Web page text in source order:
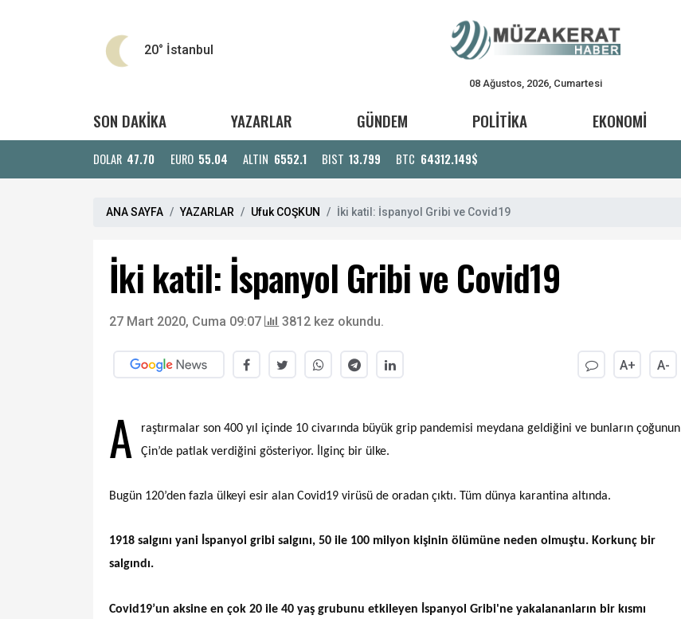
20° İstanbul
08 Ağustos, 2026, Cumartesi
SON DAKİKA YAZARLAR GÜNDEM POLİTİKA EKONOMİ
DOLAR 47.70 EURO 55.04 ALTIN 6552.1 BIST 13.799 BTC 64312.149$
ANA SAYFA YAZARLAR Ufuk COŞKUN İki katil: İspanyol Gribi ve Covid19
İki katil: İspanyol Gribi ve Covid19
27 Mart 2020, Cuma 09:07 3812 kez okundu.
A+ A-
A raştırmalar son 400 yıl içinde 10 civarında büyük grip pandemisi meydana geldiğini ve bunların çoğunun
Çin’de patlak verdiğini gösteriyor. İlginç bir ülke.
Bugün 120’den fazla ülkeyi esir alan Covid19 virüsü de oradan çıktı. Tüm dünya karantina altında.
1918 salgını yani İspanyol gribi salgını, 50 ile 100 milyon kişinin ölümüne neden olmuştu. Korkunç bir
salgındı.
Covid19’un aksine en çok 20 ile 40 yaş grubunu etkileyen İspanyol Gribi'ne yakalananların bir kısmı